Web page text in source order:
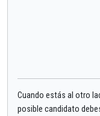
Cuando estás al otro
posible candidato